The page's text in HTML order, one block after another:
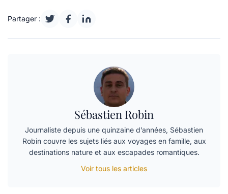
Partager :
Sébastien Robin
Journaliste depuis une quinzaine d’années, Sébastien
Robin couvre les sujets liés aux voyages en famille, aux
destinations nature et aux escapades romantiques.
Voir tous les articles